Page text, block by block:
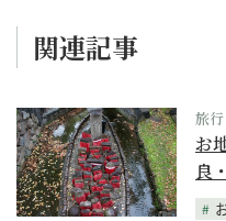
関連記事
旅行
お
良